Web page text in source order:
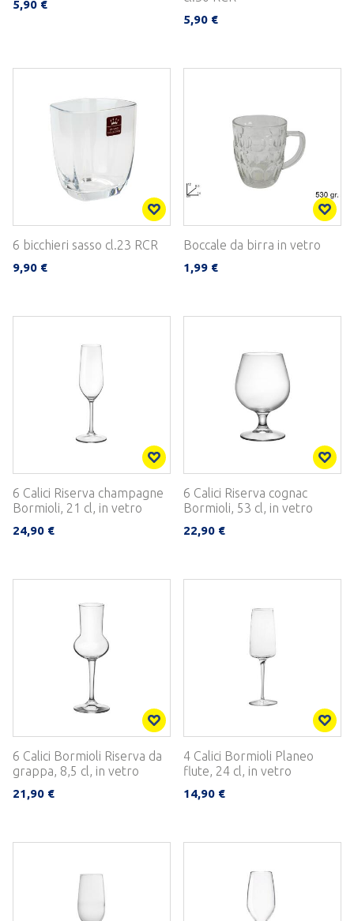
5,90 €
5,90 €
6 bicchieri sasso cl.23 RCR
9,90 €
Boccale da birra in vetro
1,99 €
6 Calici Riserva champagne
Bormioli, 21 cl, in vetro
24,90 €
6 Calici Riserva cognac
Bormioli, 53 cl, in vetro
22,90 €
6 Calici Bormioli Riserva da
grappa, 8,5 cl, in vetro
21,90 €
4 Calici Bormioli Planeo
flute, 24 cl, in vetro
14,90 €